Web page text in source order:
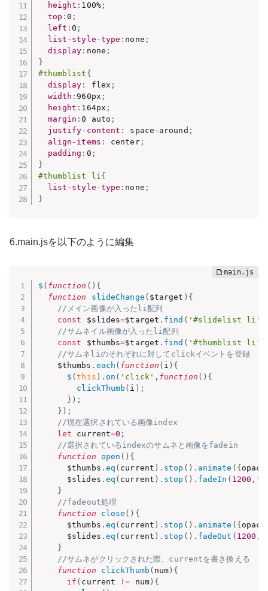
height : 100%;
top :0 ;
left :0 ;
list-style-type : none ;
display : none ;
}
#thumblist {
display : flex ;
width :960px ;
height : 164px ;
margin :0 auto ;
justify-content : space-around ;
align-items : center;
padding : 0 ;
}
#thumblist li{
list-style-type : none ;
}
6.main.jsを以下のように編集
$ ( function ( ) {
function
slideChange ( $target ) {
//メイン画像が入ったli配列
const $slides=$target . find ( '#slidelist li'
//サムネイル画像が入ったli配列
const $thumbs=$target . find ( '#thumblist li'
//サムネliのそれぞれに対してclickイベントを登録
    $thumbs
. each ( function ( i ) {
$ (this ) . on ( 'click' , function ( ) {
clickThumb ( i ) ;
} ) ;
} ) ;
//現在選択されている画像index
let current=0 ;
//選択されているindexのサムネと画像をfadein
function open ( ) {
      $thumbs
. eq ( current ) . stop ( ) . animate ( {
      $slides
. eq ( current ) . stop ( ) . fadeIn ( 1200 ,
}
//fadeout処理
function
close ( ) {
      $thumbs
. eq ( current ) . stop ( ) . animate ( {
      $slides
. eq ( current ) . stop ( ) . fadeOut ( 1200 ,
}
//サムネがクリックされた際、currentを書き換える
function
clickThumb ( num ) {
if ( current != num) {